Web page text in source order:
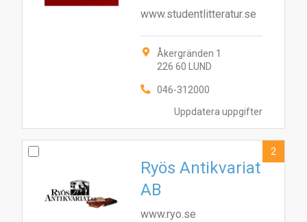
Uppdatera uppgifter
www.studentlitteratur.se
Åkergränden 1
226 60 LUND
046-312000
Ryös Antikvariat
AB
www.ryo.se
2